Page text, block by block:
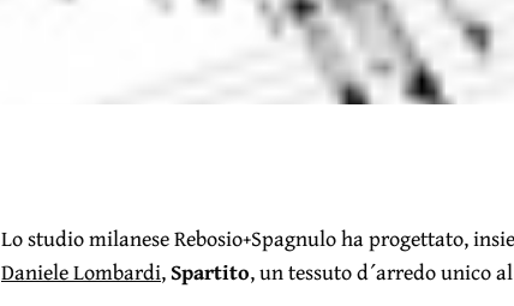
Lo studio milanese Rebosio+Spagnulo ha progettato,
Daniele Lombardi,Spartito, un tessuto d´arredo unico